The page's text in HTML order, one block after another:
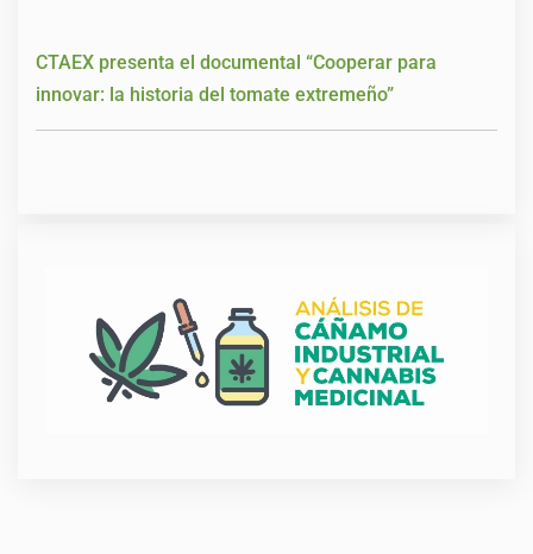
CTAEX presenta el documental “Cooperar para
innovar: la historia del tomate extremeño”